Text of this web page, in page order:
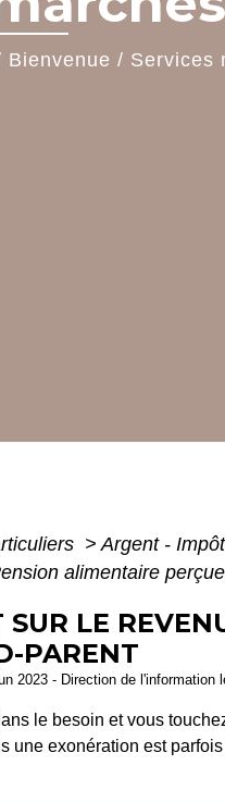
Bienvenue / Services
> Argent -
alimentaire
SUR LE
PARENT
2023 - Direction de l'information
le besoin et vous
une exonération est